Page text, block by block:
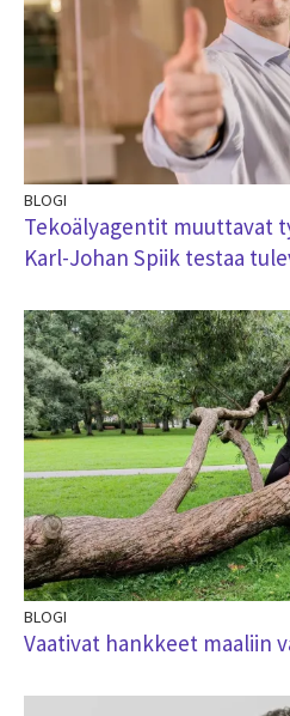
BLOGI
Tekoälyagentit muuttavat
Karl-Johan Spiik testaa
BLOGI
Vaativat hankkeet maaliin